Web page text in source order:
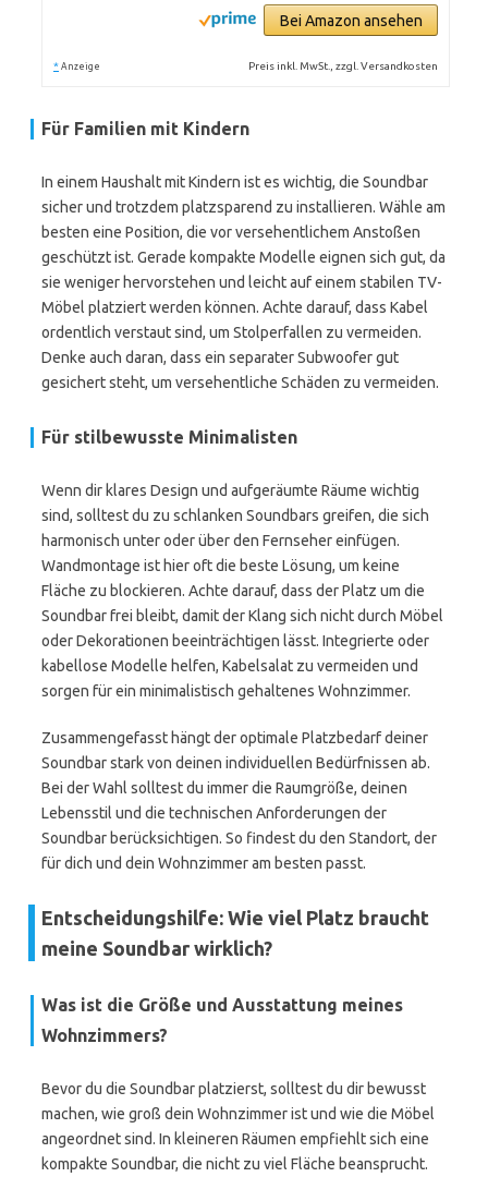
Bei Amazon ansehen
* Anzeige Preis inkl. MwSt., zzgl. Versandkosten
Für Familien mit Kindern
In einem Haushalt mit Kindern ist es wichtig, die Soundbar
sicher und trotzdem platzsparend zu installieren. Wähle am
besten eine Position, die vor versehentlichem Anstoßen
geschützt ist. Gerade kompakte Modelle eignen sich gut, da
sie weniger hervorstehen und leicht auf einem stabilen TV-
Möbel platziert werden können. Achte darauf, dass Kabel
ordentlich verstaut sind, um Stolperfallen zu vermeiden.
Denke auch daran, dass ein separater Subwoofer gut
gesichert steht, um versehentliche Schäden zu vermeiden.
Für stilbewusste Minimalisten
Wenn dir klares Design und aufgeräumte Räume wichtig
sind, solltest du zu schlanken Soundbars greifen, die sich
harmonisch unter oder über den Fernseher einfügen.
Wandmontage ist hier oft die beste Lösung, um keine
Fläche zu blockieren. Achte darauf, dass der Platz um die
Soundbar frei bleibt, damit der Klang sich nicht durch Möbel
oder Dekorationen beeinträchtigen lässt. Integrierte oder
kabellose Modelle helfen, Kabelsalat zu vermeiden und
sorgen für ein minimalistisch gehaltenes Wohnzimmer.
Zusammengefasst hängt der optimale Platzbedarf deiner
Soundbar stark von deinen individuellen Bedürfnissen ab.
Bei der Wahl solltest du immer die Raumgröße, deinen
Lebensstil und die technischen Anforderungen der
Soundbar berücksichtigen. So findest du den Standort, der
für dich und dein Wohnzimmer am besten passt.
Entscheidungshilfe: Wie viel Platz braucht
meine Soundbar wirklich?
Was ist die Größe und Ausstattung meines
Wohnzimmers?
Bevor du die Soundbar platzierst, solltest du dir bewusst
machen, wie groß dein Wohnzimmer ist und wie die Möbel
angeordnet sind. In kleineren Räumen empfiehlt sich eine
kompakte Soundbar, die nicht zu viel Fläche beansprucht.